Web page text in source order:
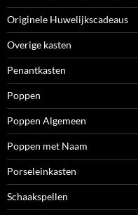
Originele Huwelijkscadeaus
Overige kasten
Penantkasten
Poppen
Poppen Algemeen
Poppen met Naam
Porseleinkasten
Schaakspellen